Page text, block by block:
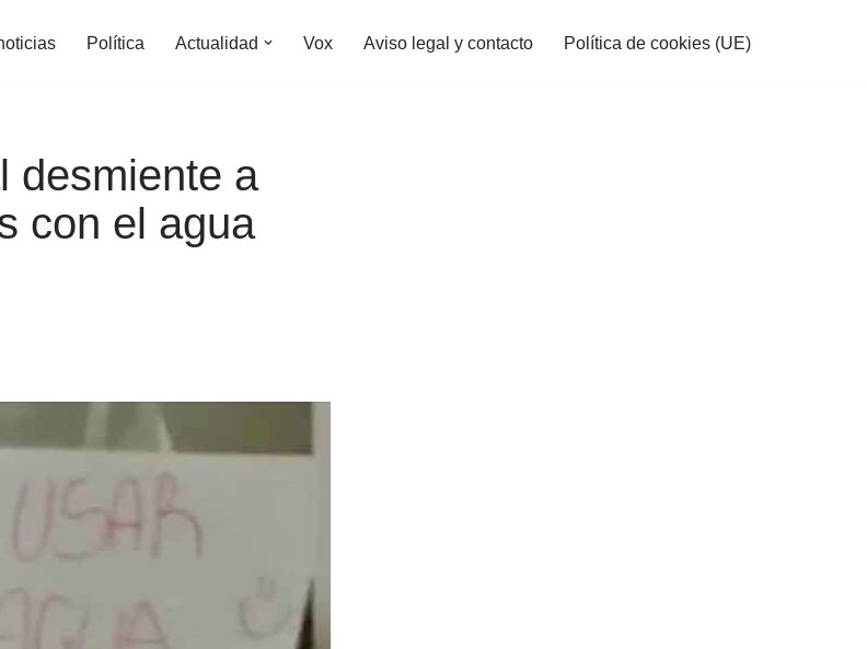
Política Actualidad Vox Aviso legal y contacto Política de cookies (UE)
desmiente a
con el agua